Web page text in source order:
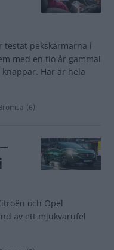
testat pekskärmarna i
med en tio år gammal
Här är hela
(6)
och Opel
av ett mjukvarufel